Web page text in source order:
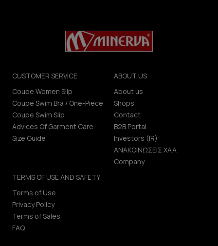
CUSTOMER SERVICE
Coupe Women Slip
Coupe Swim Bra / One-Piece
Coupe Swim Slip
Advices Of Garment Care
Size Guide
ABOUT US
About us
Shops
Contact
B2B Portal
Investors (IR)
ΑΝΑΚΟΙΝΩΣΕΙΣ ΧΑΑ
Company
TERMS OF USE AND SAFETY
Terms of Use
Privacy Policy
Terms of Sales
FAQ